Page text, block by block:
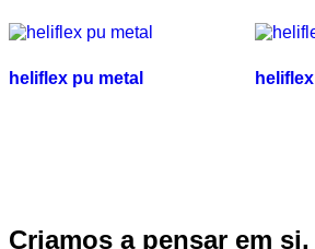
heliflex pu metal
Criamos a pensar em